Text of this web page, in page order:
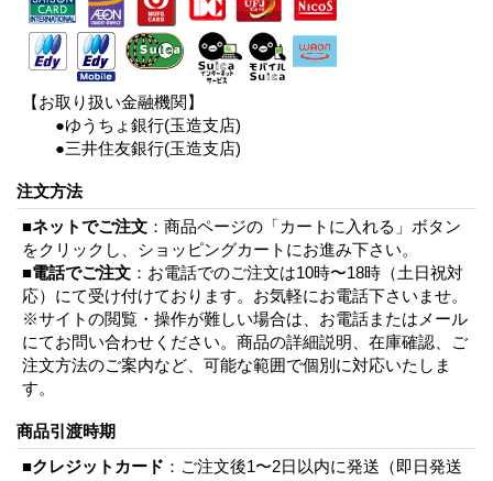
【お取り扱い金融機関】
●ゆうちょ銀行(玉造支店)
●三井住友銀行(玉造支店)
注文方法
■ネットでご注文 ：商品ページの「カートに入れる」ボタン
をクリックし、ショッピングカートにお進み下さい。
■電話でご注文 ：お電話でのご注文は10時〜18時（土日祝対
応）にて受け付けております。お気軽にお電話下さいませ。
※サイトの閲覧・操作が難しい場合は、お電話またはメール
にてお問い合わせください。商品の詳細説明、在庫確認、ご
注文方法のご案内など、可能な範囲で個別に対応いたしま
す。
商品引渡時期
■クレジットカード ：ご注文後1〜2日以内に発送（即日発送